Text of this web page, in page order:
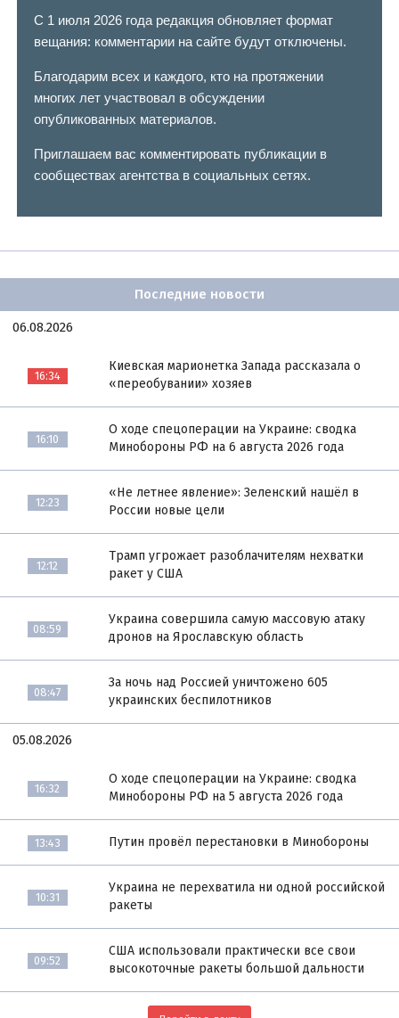
С 1 июля 2026 года редакция обновляет формат
вещания: комментарии на сайте будут отключены.
Благодарим всех и каждого, кто на протяжении
многих лет участвовал в обсуждении
опубликованных материалов.
Приглашаем вас комментировать публикации в
сообществах агентства в социальных сетях.
Последние новости
06.08.2026
16:34
Киевская марионетка Запада рассказала о
«переобувании» хозяев
16:10
О ходе спецоперации на Украине: сводка
Минобороны РФ на 6 августа 2026 года
12:23
«Не летнее явление»: Зеленский нашёл в
России новые цели
12:12
Трамп угрожает разоблачителям нехватки
ракет у США
08:59
Украина совершила самую массовую атаку
дронов на Ярославскую область
08:47
За ночь над Россией уничтожено 605
украинских беспилотников
05.08.2026
16:32
О ходе спецоперации на Украине: сводка
Минобороны РФ на 5 августа 2026 года
13:43 Путин провёл перестановки в Минобороны
10:31
Украина не перехватила ни одной российской
ракеты
09:52
США использовали практически все свои
высокоточные ракеты большой дальности